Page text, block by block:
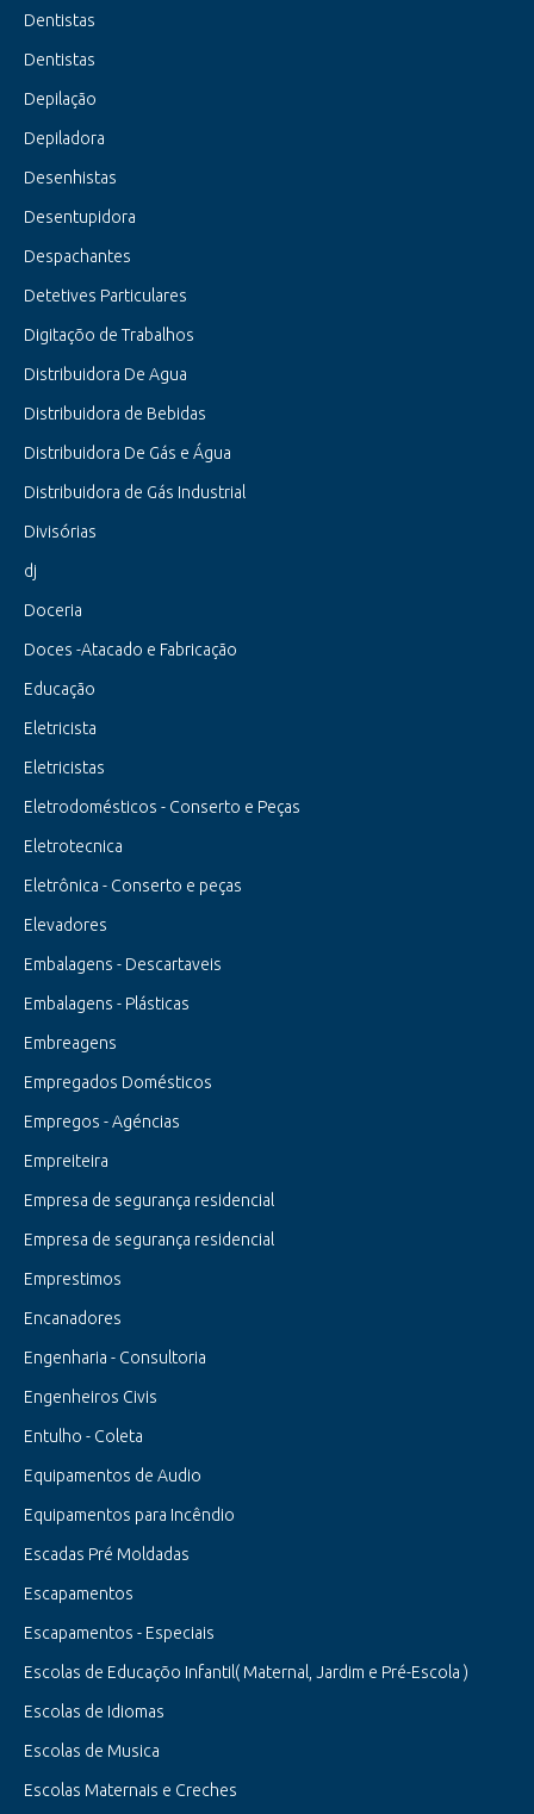
Dentistas
Dentistas
Depilação
Depiladora
Desenhistas
Desentupidora
Despachantes
Detetives Particulares
Digitaçõo de Trabalhos
Distribuidora De Agua
Distribuidora de Bebidas
Distribuidora De Gás e Água
Distribuidora de Gás Industrial
Divisórias
dj
Doceria
Doces -Atacado e Fabricação
Educação
Eletricista
Eletricistas
Eletrodomésticos - Conserto e Peças
Eletrotecnica
Eletrônica - Conserto e peças
Elevadores
Embalagens - Descartaveis
Embalagens - Plásticas
Embreagens
Empregados Domésticos
Empregos - Agéncias
Empreiteira
Empresa de segurança residencial
Empresa de segurança residencial
Emprestimos
Encanadores
Engenharia - Consultoria
Engenheiros Civis
Entulho - Coleta
Equipamentos de Audio
Equipamentos para Incêndio
Escadas Pré Moldadas
Escapamentos
Escapamentos - Especiais
Escolas de Educaçõo Infantil( Maternal, Jardim e Pré-Escola )
Escolas de Idiomas
Escolas de Musica
Escolas Maternais e Creches